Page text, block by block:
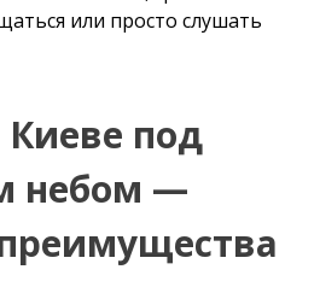
или просто слушать
Киеве под
небом —